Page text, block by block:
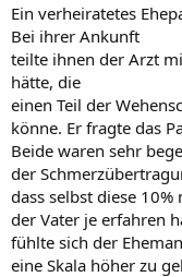
Ein verheiratetes
Bei ihrer Ankunft
teilte ihnen der Arzt
hätte, die
einen Teil der
könne. Er fragte das
Beide waren sehr
der
dass selbst diese
der Vater je erfahren
fühlte sich der
eine Skala höher zu